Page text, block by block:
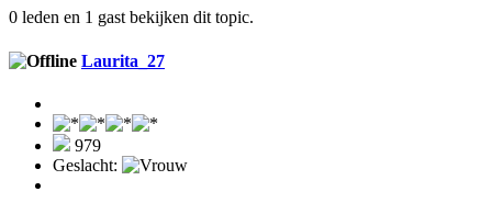
0 leden en 1 gast bekijken dit topic.
Laurita_27
979
Geslacht: